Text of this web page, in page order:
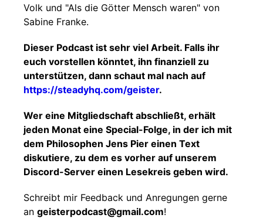
Volk und "Als die Götter Mensch waren" von
Sabine Franke.
Dieser Podcast ist sehr viel Arbeit. Falls ihr
euch vorstellen könntet, ihn finanziell zu
unterstützen, dann schaut mal nach auf
https://steadyhq.com/geister.
Wer eine Mitgliedschaft abschließt, erhält
jeden Monat eine Special-Folge, in der ich mit
dem Philosophen Jens Pier einen Text
diskutiere, zu dem es vorher auf unserem
Discord-Server einen Lesekreis geben wird.
Schreibt mir Feedback und Anregungen gerne
an geisterpodcast@gmail.com!